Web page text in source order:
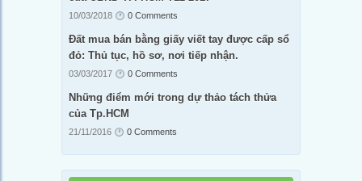
10/03/2018 0 Comments
Đất mua bán bằng giấy viết tay được cấp sổ
đỏ: Thủ tục, hồ sơ, nơi tiếp nhận.
03/03/2017 0 Comments
Những điểm mới trong dự thảo tách thửa
của Tp.HCM
21/11/2016 0 Comments